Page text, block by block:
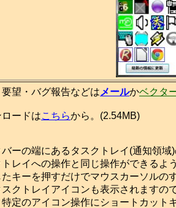
望・バグ報告などは メールかベクタ
ードはこちらから。(2.54MB)
ーの端にあるタスクトレイ(通知領域
レイへの操作と同じ操作ができるよ
キーを押すだけでマウスカーソルの
クトレイアイコンも表示されますの
定のアイコン操作にショートカット